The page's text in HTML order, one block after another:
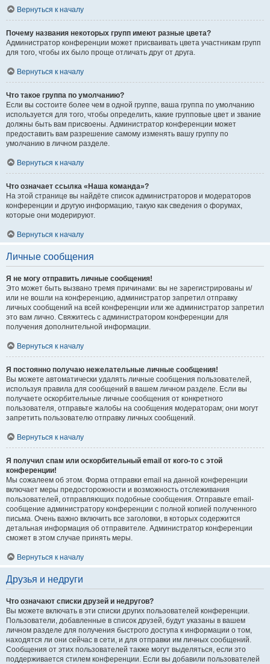
Вернуться к началу
Почему названия некоторых групп имеют разные цвета?
Администратор конференции может присваивать цвета участникам групп
для того, чтобы их было проще отличать друг от друга.
Вернуться к началу
Что такое группа по умолчанию?
Если вы состоите более чем в одной группе, ваша группа по умолчанию
используется для того, чтобы определить, какие групповые цвет и звание
должны быть вам присвоены. Администратор конференции может
предоставить вам разрешение самому изменять вашу группу по
умолчанию в личном разделе.
Вернуться к началу
Что означает ссылка «Наша команда»?
На этой странице вы найдёте список администраторов и модераторов
конференции и другую информацию, такую как сведения о форумах,
которые они модерируют.
Вернуться к началу
Личные сообщения
Я не могу отправить личные сообщения!
Это может быть вызвано тремя причинами: вы не зарегистрированы и/
или не вошли на конференцию, администратор запретил отправку
личных сообщений на всей конференции или же администратор запретил
это вам лично. Свяжитесь с администратором конференции для
получения дополнительной информации.
Вернуться к началу
Я постоянно получаю нежелательные личные сообщения!
Вы можете автоматически удалять личные сообщения пользователей,
используя правила для сообщений в вашем личном разделе. Если вы
получаете оскорбительные личные сообщения от конкретного
пользователя, отправьте жалобы на сообщения модераторам; они могут
запретить пользователю отправку личных сообщений.
Вернуться к началу
Я получил спам или оскорбительный email от кого-то с этой
конференции!
Мы сожалеем об этом. Форма отправки email на данной конференции
включает меры предосторожности и возможность отслеживания
пользователей, отправляющих подобные сообщения. Отправьте email-
сообщение администратору конференции с полной копией полученного
письма. Очень важно включить все заголовки, в которых содержится
детальная информация об отправителе. Администратор конференции
сможет в этом случае принять меры.
Вернуться к началу
Друзья и недруги
Что означают списки друзей и недругов?
Вы можете включать в эти списки других пользователей конференции.
Пользователи, добавленные в список друзей, будут указаны в вашем
личном разделе для получения быстрого доступа к информации о том,
находятся ли они сейчас в сети, и для отправки им личных сообщений.
Сообщения от этих пользователей также могут выделяться, если это
поддерживается стилем конференции. Если вы добавили пользователей